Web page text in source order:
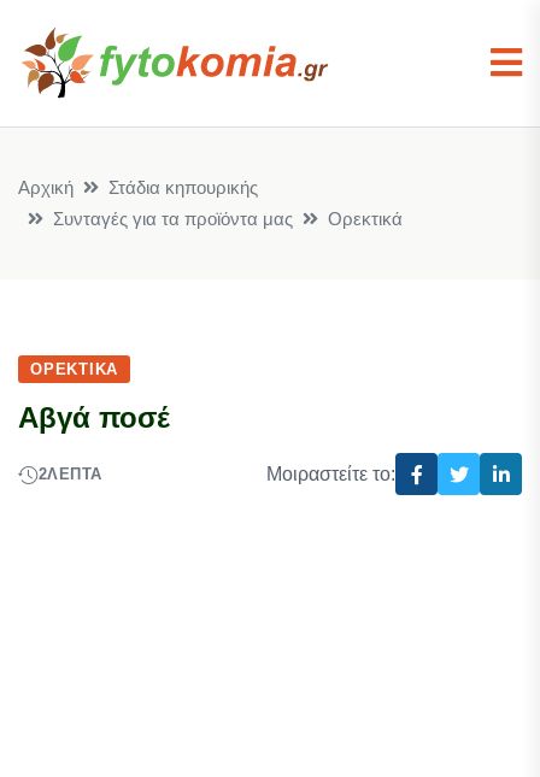
Αρχική
Στάδια κηπουρικής
Συνταγές για τα προϊόντα μας
Ορεκτικά
ΟΡΕΚΤΙΚΆ
Aβγά ποσέ
2ΛΕΠΤΆ Μοιραστείτε το: